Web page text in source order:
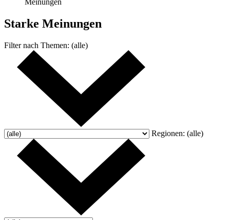
Meinungen
Starke Meinungen
Filter nach Themen: (alle)
Regionen: (alle)